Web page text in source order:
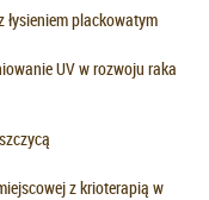
plackowatym
UV w rozwoju raka
z krioterapią w